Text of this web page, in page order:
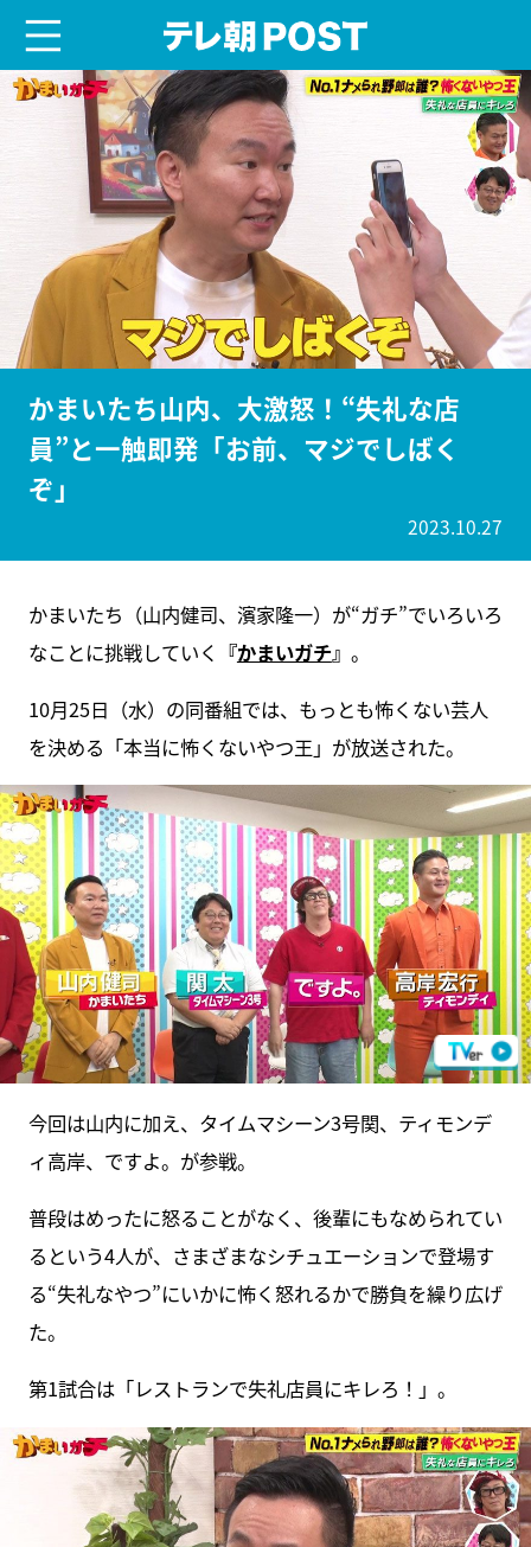
かまいたち山内、大激怒！“失礼な店
員”と一触即発「お前、マジでしばく
ぞ」
2023.10.27
かまいたち（山内健司、濱家隆一）が“ガチ”でいろいろ
なことに挑戦していく 『かまいガチ』 。
10月25日（水）の同番組では、もっとも怖くない芸人
を決める「本当に怖くないやつ王」が放送された。
今回は山内に加え、タイムマシーン3号関、ティモンデ
ィ高岸、ですよ。が参戦。
普段はめったに怒ることがなく、後輩にもなめられてい
るという4人が、さまざまなシチュエーションで登場す
る“失礼なやつ”にいかに怖く怒れるかで勝負を繰り広げ
た。
第1試合は「レストランで失礼店員にキレろ！」。